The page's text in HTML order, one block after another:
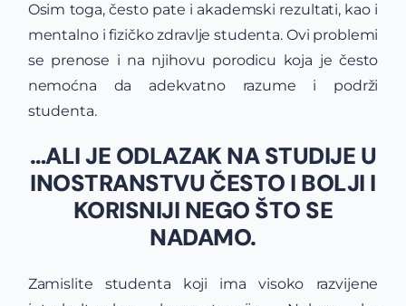
Osim toga, često pate i akademski rezultati, kao i
mentalno i fizičko zdravlje studenta. Ovi problemi
se prenose i na njihovu porodicu koja je često
nemoćna da adekvatno razume i podrži
studenta.
…ALI JE ODLAZAK NA STUDIJE U
INOSTRANSTVU ČESTO I BOLJI I
KORISNIJI NEGO ŠTO SE
NADAMO.
Zamislite studenta koji ima visoko razvijene